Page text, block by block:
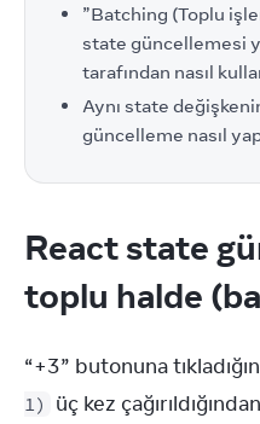
”Batching (Toplu
state güncellemesi
tarafından nasıl
Aynı state
güncelleme nasıl
React state
toplu halde
“+3” butonuna
1)
üç kez